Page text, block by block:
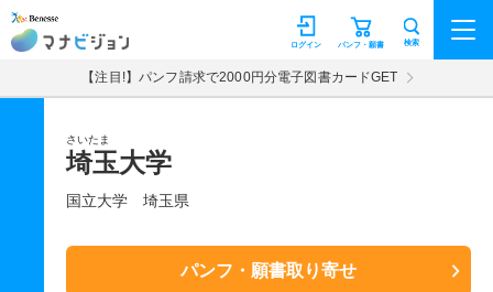
マナビジョン パンフ・願書
ログイン 検索
【注目!】パンフ請求で2000円分電子図書カードGET
さいたま
埼玉大学
国立大学 埼玉県
パンフ・願書取り寄せ